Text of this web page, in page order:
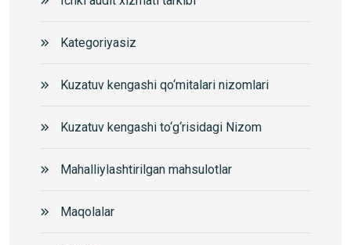
Kategoriyasiz
Kuzatuv kengashi qo‘mitalari nizomlari
Kuzatuv kengashi to‘g‘risidagi Nizom
Mahalliylashtirilgan mahsulotlar
Maqolalar